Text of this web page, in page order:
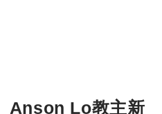
Anson Lo教主新